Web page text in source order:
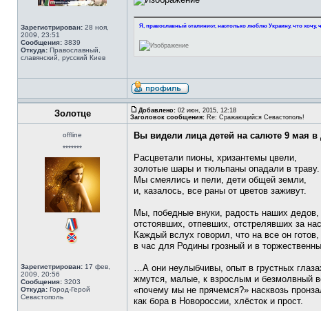
Зарегистрирован: 28 ноя,
2009, 23:51
Сообщения: 3839
Откуда: Православный,
славянский, русский Киев
Я, православный сталинист, настолько люблю Украину, что
Золотце Добавлено: 02 июн, 2015, 12:18
Заголовок сообщения: Re: Сражающийся Севастополь!
offline
*******
Зарегистрирован: 17 фев,
2009, 20:56
Сообщения: 3203
Откуда: Город-Герой
Севастополь
Вы видели лица детей на салюте 9 мая в
Расцветали пионы, хризантемы цвели,
золотые шары и тюльпаны опадали в траву.
Мы смеялись и пели, дети общей земли,
и, казалось, все раны от цветов заживут.
Мы, победные внуки, радость наших дедов,
отстоявших, отпевших, отстрелявших за
Каждый вслух говорил, что на все он готов,
в час для Родины грозный и в
…А они неулыбчивы, опыт в грустных
жмутся, малые, к взрослым и безмолвный
«почему мы не прячемся?» насквозь
как бора в Новороссии, хлёсток и прост.